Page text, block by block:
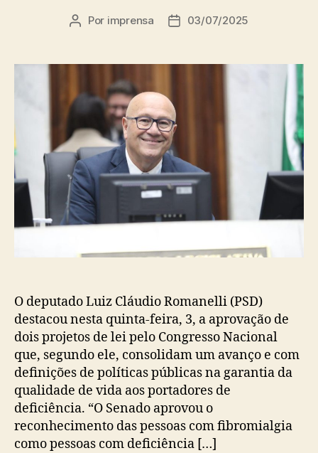
Autor
Por imprensa
Data03/07/2025
O deputado Luiz Cláudio Romanelli (PSD)
destacou nesta quinta-feira, 3, a aprovação de
dois projetos de lei pelo Congresso Nacional
que, segundo ele, consolidam um avanço e com
definições de políticas públicas na garantia da
qualidade de vida aos portadores de
deficiência. “O Senado aprovou o
reconhecimento das pessoas com fibromialgia
como pessoas com deficiência […]